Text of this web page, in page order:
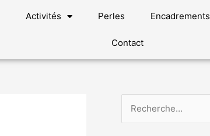
Activités Perles Encadrements
Contact